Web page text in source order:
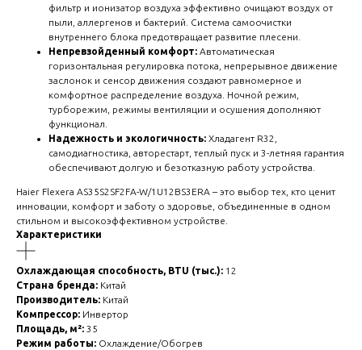
фильтр и ионизатор воздуха эффективно очищают воздух от
пыли, аллергенов и бактерий. Система самоочистки
внутреннего блока предотвращает развитие плесени.
Непревзойденный комфорт: Автоматическая
горизонтальная регулировка потока, непрерывное движение
заслонок и сенсор движения создают равномерное и
комфортное распределение воздуха. Ночной режим,
турборежим, режимы вентиляции и осушения дополняют
функционал.
Надежность и экологичность: Хладагент R32,
самодиагностика, авторестарт, теплый пуск и 3-летняя гарантия
обеспечивают долгую и безотказную работу устройства.
Haier Flexera AS35S2SF2FA-W/1U12BS3ERA – это выбор тех, кто ценит
инновации, комфорт и заботу о здоровье, объединенные в одном
стильном и высокоэффективном устройстве.
Характеристики
Охлаждающая способность, BTU (тыс.): 12
Страна бренда: Китай
Производитель: Китай
Компрессор: Инвертор
Площадь, м²: 35
Режим работы: Охлаждение/Обогрев